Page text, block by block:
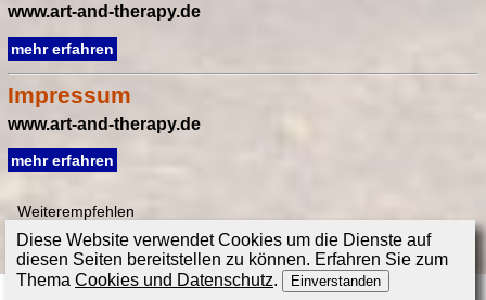
Diese Website verwendet Cookies um die Dienste auf
diesen Seiten bereitstellen zu können. Erfahren Sie zum
Thema Cookies und Datenschutz. Einverstanden
www.art-and-therapy.de
mehr erfahren
Impressum
www.art-and-therapy.de
mehr erfahren
Weiterempfehlen
www.art-and-therapy.de